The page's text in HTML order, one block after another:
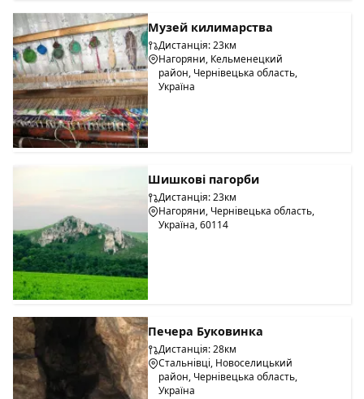
Музей килимарства
Дистанція: 23км
Нагоряни, Кельменецкий
район, Чернівецька область,
Україна
Шишкові пагорби
Дистанція: 23км
Нагоряни, Чернівецька область,
Україна, 60114
Печера Буковинка
Дистанція: 28км
Стальнівці, Новоселицький
район, Чернівецька область,
Україна